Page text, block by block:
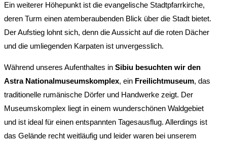
Ein weiterer Höhepunkt ist die evangelische Stadtpfarrkirche,
deren Turm einen atemberaubenden Blick über die Stadt bietet.
Der Aufstieg lohnt sich, denn die Aussicht auf die roten Dächer
und die umliegenden Karpaten ist unvergesslich.
Während unseres Aufenthaltes in Sibiu besuchten wir den
Astra Nationalmuseumskomplex, ein Freilichtmuseum, das
traditionelle rumänische Dörfer und Handwerke zeigt. Der
Museumskomplex liegt in einem wunderschönen Waldgebiet
und ist ideal für einen entspannten Tagesausflug. Allerdings ist
das Gelände recht weitläufig und leider waren bei unserem